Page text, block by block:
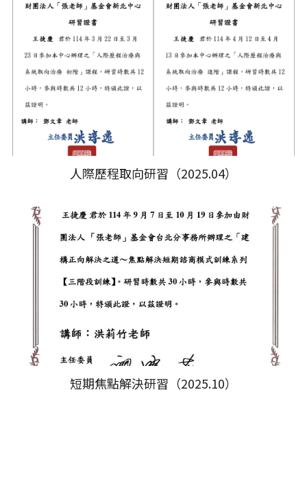
人際歷程取向研習（2025.04）
短期焦點解決研習（2025.10）